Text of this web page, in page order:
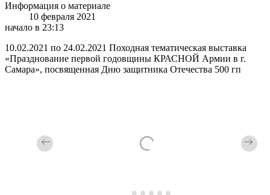
Информация о материале
10 февраля 2021
начало в 23:13
10.02.2021 по 24.02.2021 Походная тематическая выставка
«Празднование первой годовщины КРАСНОЙ Армии в г.
Самара», посвященная Дню защитника Отечества 500 гп